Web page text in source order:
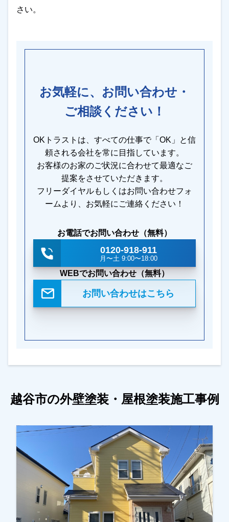
さい。
お気軽に、お問い合わせ・
ご相談ください！
OKトラストは、すべての仕事で「OK」と信
頼される会社を常に目指しています。
お客様のお家のご状況に合わせて最適なご
提案をさせていただきます。
フリーダイヤルもしくはお問い合わせフォ
ームより、お気軽にご連絡ください！
お電話でお問い合わせ（無料）
0120-918-911
月〜土 9:00〜18:00
WEBでお問い合わせ（無料）
お問い合わせはこちら
越谷市の外壁塗装・屋根塗装施工事例